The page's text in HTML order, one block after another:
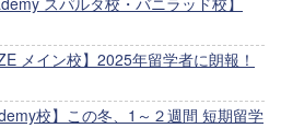
メイン校】2025年留学者に朗報！
校】この冬、1～２週間 短期留学